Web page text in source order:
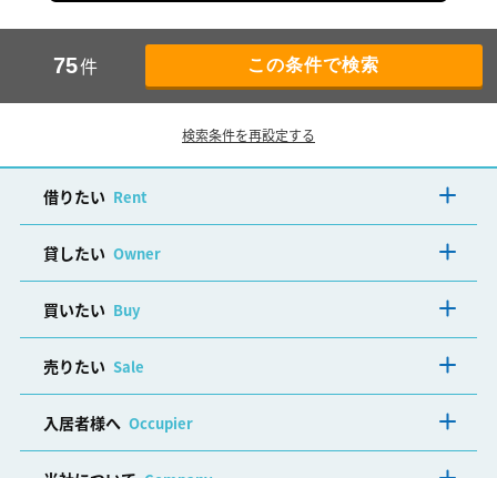
75件
検索条件を再設定する
借りたい Rent
貸したい Owner
買いたい Buy
売りたい Sale
入居者様へ Occupier